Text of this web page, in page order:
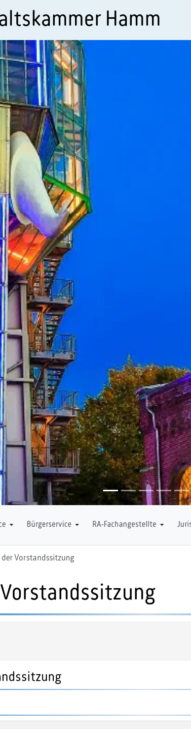
Hamm
Bürgerservice RA-Fachangestellte
Vorstandssitzung